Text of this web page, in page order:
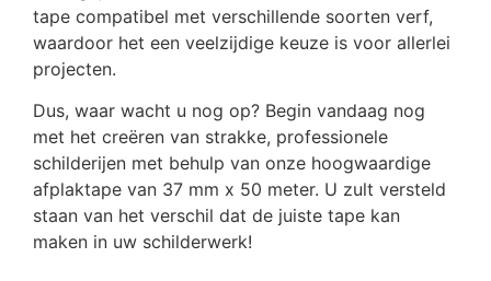
tape compatibel met verschillende soorten verf,
waardoor het een veelzijdige keuze is voor allerlei
projecten.
Dus, waar wacht u nog op? Begin vandaag nog
met het creëren van strakke, professionele
schilderijen met behulp van onze hoogwaardige
afplaktape van 37 mm x 50 meter. U zult versteld
staan van het verschil dat de juiste tape kan
maken in uw schilderwerk!